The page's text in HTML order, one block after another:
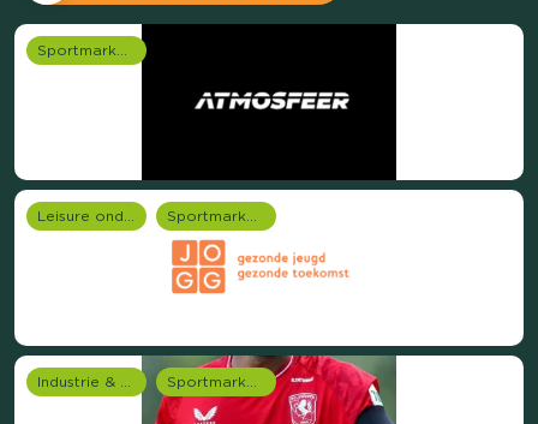
Sportmarketing onderzoek
Leisure onderzoek Sportmarketing onderzoek
Industrie & Productie Sportmarketing onderzoek